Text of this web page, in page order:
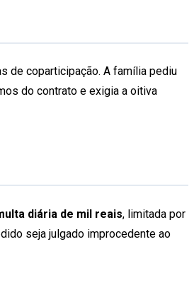
de coparticipação. A família pediu
do contrato e exigia a oitiva
diária de mil reais, limitada por
seja julgado improcedente ao